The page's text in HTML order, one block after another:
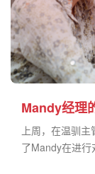
Mandy经理
上周，在温驯
了Mandy在进行